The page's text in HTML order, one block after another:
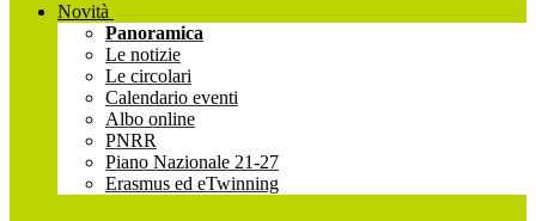
Novità
Panoramica
Le notizie
Le circolari
Calendario eventi
Albo online
PNRR
Piano Nazionale 21-27
Erasmus ed eTwinning